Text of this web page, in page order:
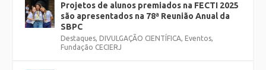
Projetos de alunos premiados na FECTI 2025
são apresentados na 78ª Reunião Anual da
SBPC
Destaques, DIVULGAÇÃO CIENTÍFICA, Eventos,
Fundação CECIERJ